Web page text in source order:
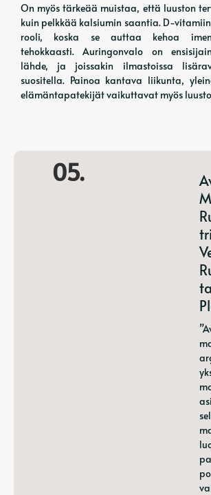
On myös tärkeää muistaa, että luuston
kuin pelkkää kalsiumin saantia. D-
rooli, koska se auttaa kehoa
tehokkaasti. Auringonvalo on
lähde, ja joissakin ilmastoissa
suositella. Painoa kantava liikunta,
elämäntapatekijät vaikuttavat myös
05.